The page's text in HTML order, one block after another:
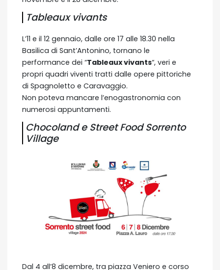
Tableaux vivants
L’11 e il 12 gennaio, dalle ore 17 alle 18.30 nella
Basilica di Sant’Antonino, tornano le
performance dei “Tableaux vivants“, veri e
propri quadri viventi tratti dalle opere pittoriche
di Spagnoletto e Caravaggio.
Non poteva mancare l’enogastronomia con
numerosi appuntamenti.
Chocoland e Street Food Sorrento
Village
Dal 4 all’8 dicembre, tra piazza Veniero e corso